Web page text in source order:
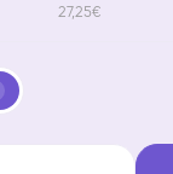
27,25€